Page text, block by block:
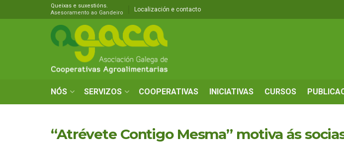
Queixas e suxestións.
Asesoramento ao Gandeiro
Localización e contacto
NÓS SERVIZOS COOPERATIVAS INICIATIVAS CURSOS
“Atrévete Contigo Mesma” motiva ás